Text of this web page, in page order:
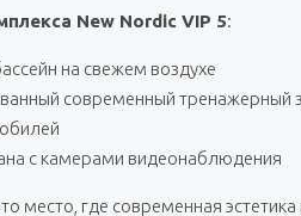
New Nordic VIP 5:
на свежем воздухе
современный тренажерный
с камерами видеонаблюдения
место, где современная